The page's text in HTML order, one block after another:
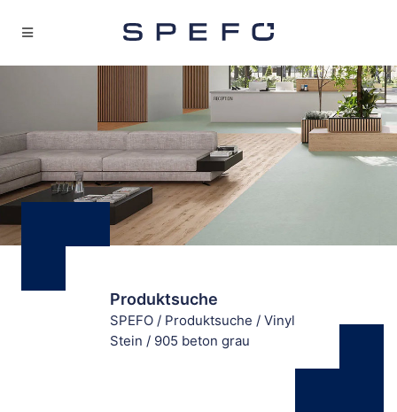
Produktsuche
SPEFO / Produktsuche / Vinyl
Stein / 905 beton grau